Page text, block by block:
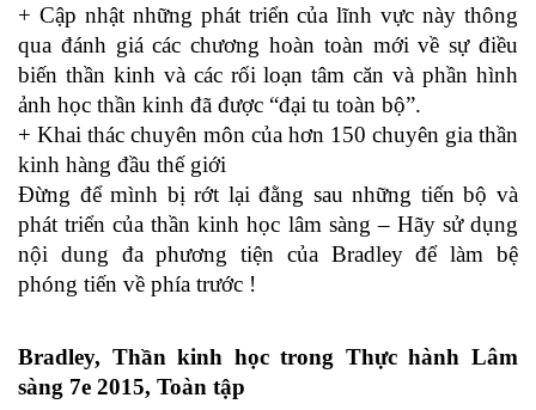
+ Cập nhật những phát triển của lĩnh vực này thông
qua đánh giá các chương hoàn toàn mới về sự điều
biến thần kinh và các rối loạn tâm căn và phần hình
ảnh học thần kinh đã được “đại tu toàn bộ”.
+ Khai thác chuyên môn của hơn 150 chuyên gia thần
kinh hàng đầu thế giới
Đừng để mình bị rớt lại đằng sau những tiến bộ và
phát triển của thần kinh học lâm sàng – Hãy sử dụng
nội dung đa phương tiện của Bradley để làm bệ
phóng tiến về phía trước !
Bradley, Thần kinh học trong Thực hành Lâm
sàng 7e 2015, Toàn tập